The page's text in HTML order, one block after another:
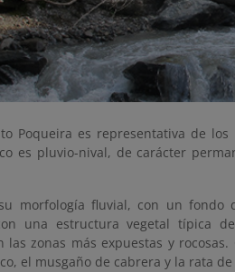
Poqueira es representativa de
es pluvio-nival, de carácter
morfología fluvial, con un fondo
una estructura vegetal típica
zonas más expuestas y
el musgaño de cabrera y la rata de